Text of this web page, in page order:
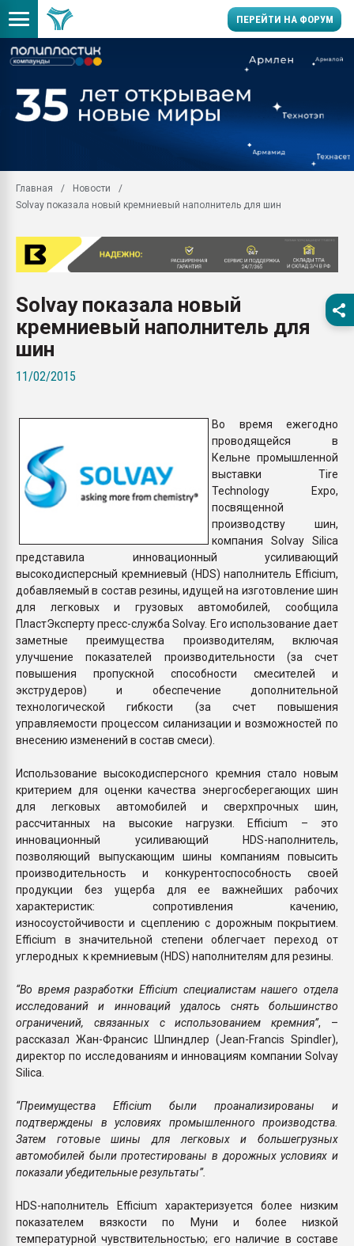
ПЕРЕЙТИ НА ФОРУМ
универсальны, что
умельцы изготовили
Продажа готового
производство SPC
29.07.2026 ФРП помог
Помощь в подборе
ближайшее
Подмосковье, Москва
28.07.2026
ПЕРЕЙТИ НА
Главная
Новости
Solvay показала новый кремниевый наполнитель для шин
Solvay показала новый
кремниевый наполнитель для
шин
11/02/2015
Во время ежегодно
проводящейся в
Кельне промышленной
выставки Tire
Technology Expo,
посвященной
производству шин,
компания Solvay Silica
представила инновационный усиливающий
высокодисперсный кремниевый (HDS) наполнитель Efficium,
добавляемый в состав резины, идущей на изготовление шин
для легковых и грузовых автомобилей, сообщила
ПластЭксперту пресс-служба Solvay. Его использование дает
заметные преимущества производителям, включая
улучшение показателей производительности (за счет
повышения пропускной способности смесителей и
экструдеров) и обеспечение дополнительной
технологической гибкости (за счет повышения
управляемости процессом силанизации и возможностей по
внесению изменений в состав смеси).
Использование высокодисперсного кремния стало новым
критерием для оценки качества энергосберегающих шин
для легковых автомобилей и сверхпрочных шин,
рассчитанных на высокие нагрузки. Efficium – это
инновационный усиливающий HDS-наполнитель,
позволяющий выпускающим шины компаниям повысить
производительность и конкурентоспособность своей
продукции без ущерба для ее важнейших рабочих
характеристик: сопротивления качению,
износоустойчивости и сцеплению с дорожным покрытием.
Efficium в значительной степени облегчает переход от
углеродных к кремниевым (HDS) наполнителям для резины.
“Во время разработки Efficium специалистам нашего отдела
исследований и инноваций удалось снять большинство
ограничений, связанных с использованием кремния”, –
рассказал Жан-Франсис Шпиндлер (Jean-Francis Spindler),
директор по исследованиям и инновациям компании Solvay
Silica.
“Преимущества Efficium были проанализированы и
подтверждены в условиях промышленного производства.
Затем готовые шины для легковых и большегрузных
автомобилей были протестированы в дорожных условиях и
показали убедительные результаты”.
HDS-наполнитель Efficium характеризуется более низким
показателем вязкости по Муни и более низкой
температурной чувствительностью; его наличие в составе